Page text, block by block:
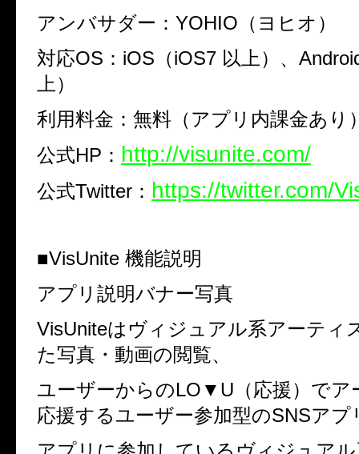
アンバサダー： YOHIO （ヨヒオ）
対応OS ： iOS （iOS7 以上）、
上）
利用料金：無料（アプリ内課金あり
公式HP ： http://visunite.com/
公式Twitter ： https://twitter.com/
■VisUnite 機能説明
アプリ説明バナー写真
VisUniteはヴィジュアル系アーティ
た写真・動画の閲覧、
ユーザーからのLO▼U （応援）で
応援するユーザー参加型のSNSアプ